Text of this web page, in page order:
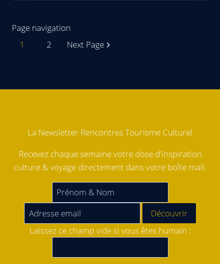
Page navigation
1
2 Next Page
La Newsletter Rencontres Tourisme Culturel
Recevez chaque semaine votre dose d'inspiration
culture & voyage directement dans votre boîte mail.
Laissez ce champ vide si vous êtes humain :